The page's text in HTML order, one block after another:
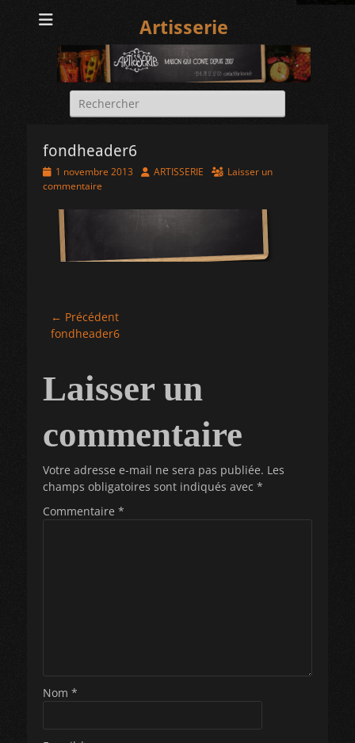
Artisserie
Rechercher :
fondheader6
Posted
on
1 novembre 2013 Author
ARTISSERIE
Laisser un
commentaire
Navigation
de
← Précédent
Article
fondheader6
Laisser un
commentaire
Votre adresse e-mail ne sera pas publiée. Les
champs obligatoires sont indiqués avec *
Commentaire *
Nom *